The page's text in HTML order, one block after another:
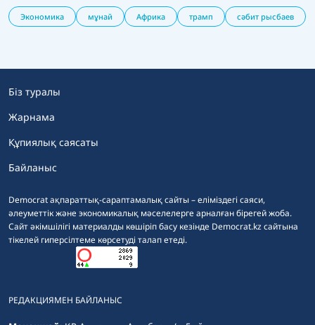
Экономика мұнай Африка трамп сәбит рысбаев
Democrat ақпараттық-сараптамалық сайты – еліміздегі саяси,
әлеуметтік және экономикалық мәселелерге арналған бірегей жоба.
Сайт әкімшілігі материалды көшіріп басу кезінде Democrat.kz сайтына
тікелей гиперсілтеме көрсетуді талап етеді.
Біз туралы
Жарнама
Құпиялық саясаты
Байланыс
РЕДАКЦИЯМЕН БАЙЛАНЫС